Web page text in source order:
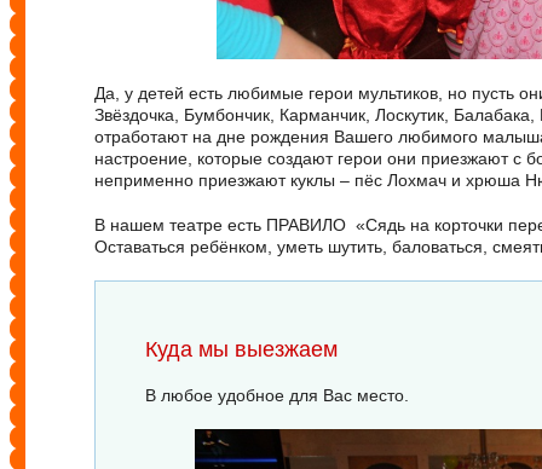
Да, у детей есть любимые герои мультиков, но пусть
Звёздочка, Бумбончик, Карманчик, Лоскутик,
отработают на дне рождения Вашего любимого
настроение, которые создают герои они приезжают с
неприменно приезжают куклы – пёс Лохмач и хрюша
В нашем театре есть ПРАВИЛО «Сядь на корточки
Оставаться ребёнком, уметь шутить, баловаться,
Куда мы выезжаем
В любое удобное для Вас место.